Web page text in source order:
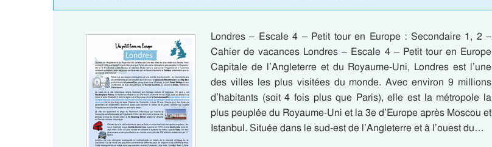
Londres – Escale 4 – Petit tour en Europe : Secondaire 1, 2 –
Cahier de vacances Londres – Escale 4 – Petit tour en Europe
Capitale de l’Angleterre et du Royaume-Uni, Londres est l’une
des villes les plus visitées du monde. Avec environ 9 millions
d’habitants (soit 4 fois plus que Paris), elle est la métropole la
plus peuplée du Royaume-Uni et la 3e d’Europe après Moscou et
Istanbul. Située dans le sud-est de l’Angleterre et à l’ouest du…